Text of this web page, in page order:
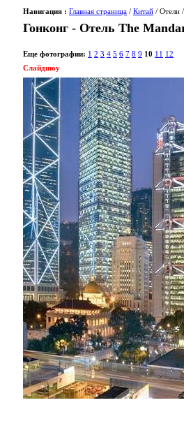
Навигация : Главная страница / Китай / Отели /
Гонконг - Отель The
Еще фотографии: 1 2 3 4 5 6 7 8 9 10 11 12
Слайдшоу